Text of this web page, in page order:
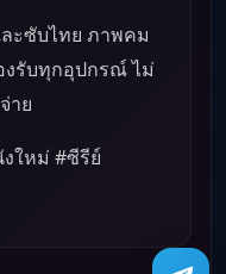
ะซับไทย ภาพคม
รับทุกอุปกรณ์ ไม่
าย
ใหม่ #ซีรีย์